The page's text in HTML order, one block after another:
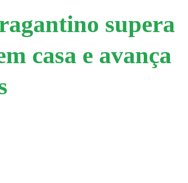
supera
casa e avança